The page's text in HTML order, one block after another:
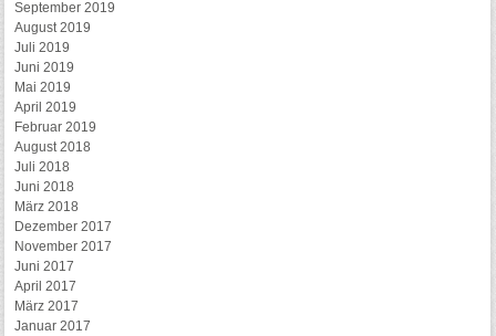
September 2019
August 2019
Juli 2019
Juni 2019
Mai 2019
April 2019
Februar 2019
August 2018
Juli 2018
Juni 2018
März 2018
Dezember 2017
November 2017
Juni 2017
April 2017
März 2017
Januar 2017